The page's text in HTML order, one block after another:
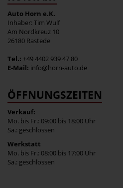
Auto Horn e.K.
Inhaber: Tim Wulf
Am Nordkreuz 10
26180 Rastede
Tel.: +49 4402 939 47 80
E-Mail: info@horn-auto.de
ÖFFNUNGSZEITEN
Verkauf:
Mo. bis Fr.: 09:00 bis 18:00 Uhr
Sa.: geschlossen
Werkstatt
Mo. bis Fr.: 08:00 bis 17:00 Uhr
Sa.: geschlossen